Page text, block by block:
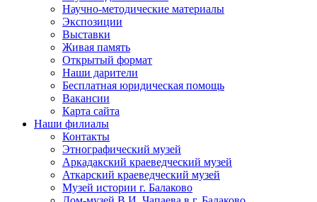
Научно-методические материалы
Экспозиции
Выставки
Живая память
Открытый формат
Наши дарители
Бесплатная юридическая помощь
Вакансии
Карта сайта
Наши филиалы
Контакты
Этнографический музей
Аркадакский краеведческий музей
Аткарский краеведческий музей
Музей истории г. Балаково